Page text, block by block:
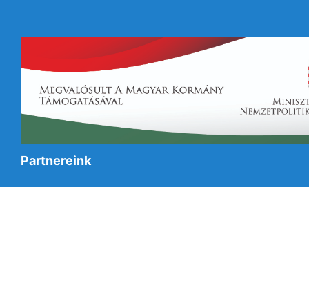
Partnereink